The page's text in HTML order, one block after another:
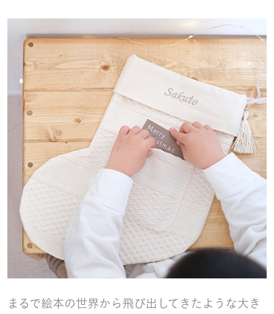
まるで絵本の世界から飛び出してきたような大き